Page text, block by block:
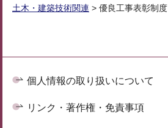
土木・建築技術関連 > 優良工事表彰制度
個人情報の取り扱いについて
リンク・著作権・免責事項